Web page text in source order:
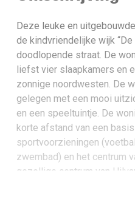
Deze leuke en
de kindvriendelijke wijk
doodlopende straat. De
liefst vier slaapkamers en
zonnige noordwesten. De
gelegen met een mooi
en een speeltuintje. De
korte afstand van een
sportvoorzieningen
zwembad) en het centrum
gezellige centrum van